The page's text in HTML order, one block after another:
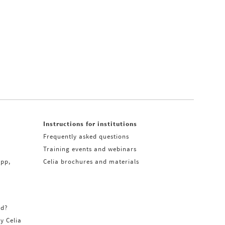
Celia
Instructions for institutions
Frequently asked questions
Training events and webinars
Celia brochures and materials